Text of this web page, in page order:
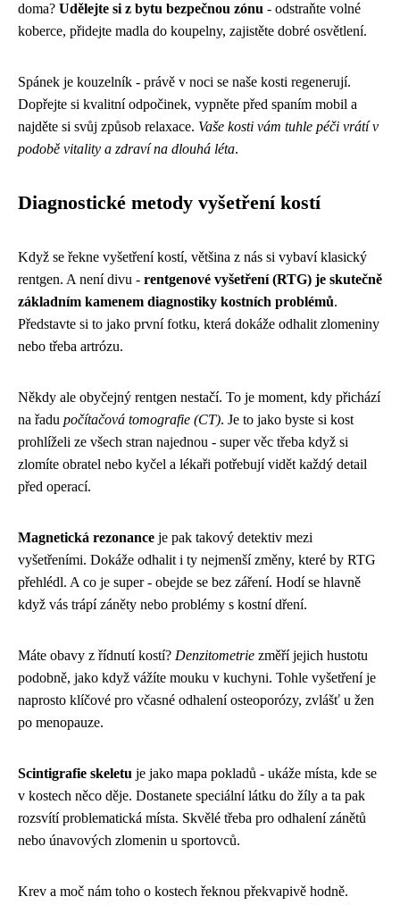
doma? Udělejte si z bytu bezpečnou zónu - odstraňte volné
koberce, přidejte madla do koupelny, zajistěte dobré osvětlení.
Spánek je kouzelník - právě v noci se naše kosti regenerují.
Dopřejte si kvalitní odpočinek, vypněte před spaním mobil a
najděte si svůj způsob relaxace. Vaše kosti vám tuhle péči vrátí v
podobě vitality a zdraví na dlouhá léta.
Diagnostické metody vyšetření kostí
Když se řekne vyšetření kostí, většina z nás si vybaví klasický
rentgen. A není divu - rentgenové vyšetření (RTG) je skutečně
základním kamenem diagnostiky kostních problémů.
Představte si to jako první fotku, která dokáže odhalit zlomeniny
nebo třeba artrózu.
Někdy ale obyčejný rentgen nestačí. To je moment, kdy přichází
na řadu počítačová tomografie (CT). Je to jako byste si kost
prohlíželi ze všech stran najednou - super věc třeba když si
zlomíte obratel nebo kyčel a lékaři potřebují vidět každý detail
před operací.
Magnetická rezonance je pak takový detektiv mezi
vyšetřeními. Dokáže odhalit i ty nejmenší změny, které by RTG
přehlédl. A co je super - obejde se bez záření. Hodí se hlavně
když vás trápí záněty nebo problémy s kostní dření.
Máte obavy z řídnutí kostí? Denzitometrie změří jejich hustotu
podobně, jako když vážíte mouku v kuchyni. Tohle vyšetření je
naprosto klíčové pro včasné odhalení osteoporózy, zvlášť u žen
po menopauze.
Scintigrafie skeletu je jako mapa pokladů - ukáže místa, kde se
v kostech něco děje. Dostanete speciální látku do žíly a ta pak
rozsvítí problematická místa. Skvělé třeba pro odhalení zánětů
nebo únavových zlomenin u sportovců.
Krev a moč nám toho o kostech řeknou překvapivě hodně.